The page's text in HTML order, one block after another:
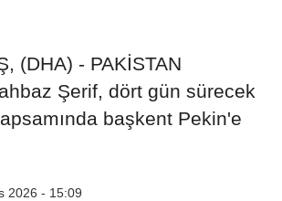
(DHA) - PAKİSTAN
Şerif, dört gün sürecek
başkent Pekin'e
2026 - 15:09